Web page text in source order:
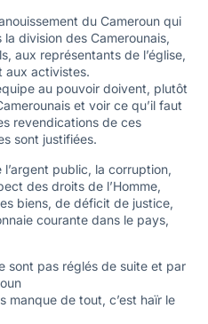
du Cameroun qui
division des Camerounais,
aux représentants de l’église,
aux activistes.
au pouvoir doivent, plutôt
et voir ce qu’il faut
revendications de ces
sont justifiées.
public, la corruption,
des droits de l’Homme,
biens, de déficit de justice,
courante dans le pays,
sont pas réglés de suite et par
manque de tout, c’est haïr le